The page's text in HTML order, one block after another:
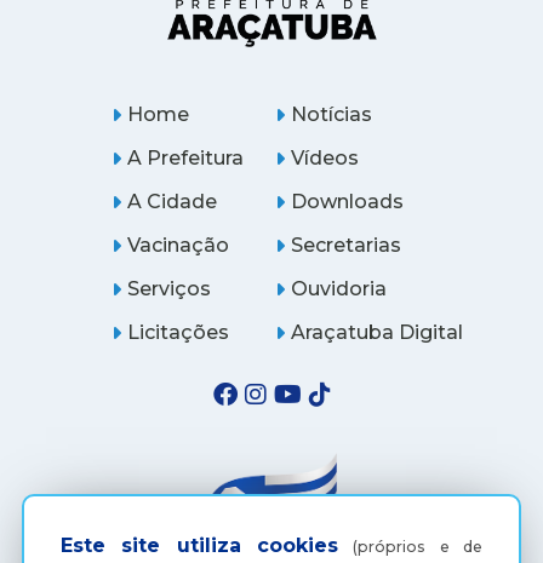
Este site utiliza cookies (próprios e de
Home
A Prefeitura
A Cidade
Notícias
Vídeos
Downloads
Vacinação
Serviços
Licitações
Secretarias
Ouvidoria
Araçatuba Digital